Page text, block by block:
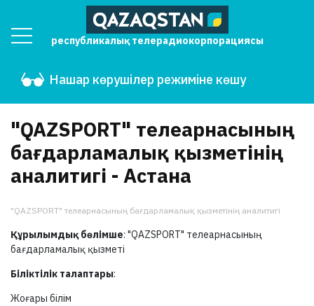
республикалық телерадиокорпорациясы
Нашар көрушілер режиміне көшу
"QAZSPORT" телеарнасының
бағдарламалық қызметінің
аналитигі - Астана
"QAZSPORT" телеарнасының бағдарламалық қызметінің аналитигі
Құрылымдық бөлімше: "QAZSPORT" телеарнасының
бағдарламалық қызметі
Біліктілік талаптары:
Жоғары білім